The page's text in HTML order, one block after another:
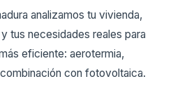
analizamos tu vivienda,
tus necesidades reales para
eficiente: aerotermia,
con fotovoltaica.